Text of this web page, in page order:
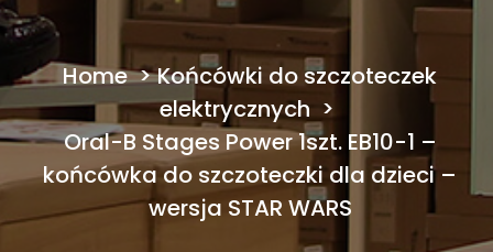
Home>Końcówki do szczoteczek
elektrycznych >
Oral-B Stages Power 1szt. EB10-1 –
końcówka do szczoteczki dla dzieci –
wersja STAR WARS